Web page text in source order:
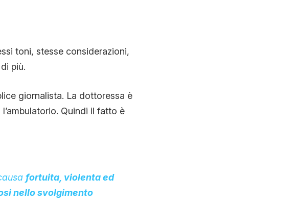
toni, stesse considerazioni,
più.
giornalista. La dottoressa è
Quindi il fatto è
fortuita, violenta ed
nello svolgimento